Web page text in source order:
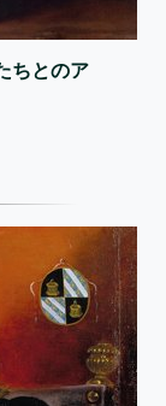
ちとのア